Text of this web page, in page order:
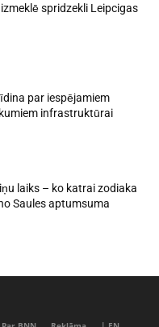
spridzekli Leipcigas
par iespējamiem
infrastruktūrai
laiks – ko katrai zodiaka
Saules aptumsuma